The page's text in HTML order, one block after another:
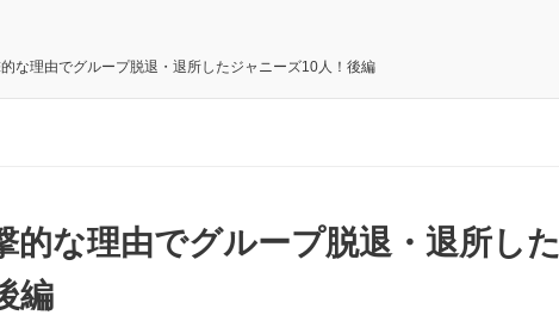
な理由でグループ脱退・退所したジャニーズ10人！後編
的な理由でグループ脱退・退所した
編